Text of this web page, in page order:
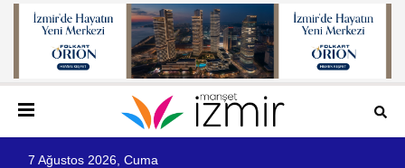
7 Ağustos 2026, Cuma